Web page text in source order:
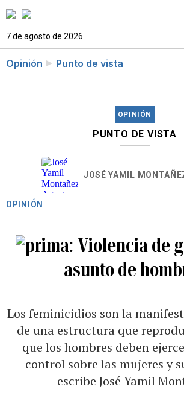
7 de agosto de 2026
Opinión Punto de vista
OPINIÓN
PUNTO DE VISTA
JOSÉ YAMIL
OPINIÓN
Violencia de
asunto de
Los feminicidios son la
de una estructura que
que los hombres deben
control sobre las mujeres y
escribe José Yamil